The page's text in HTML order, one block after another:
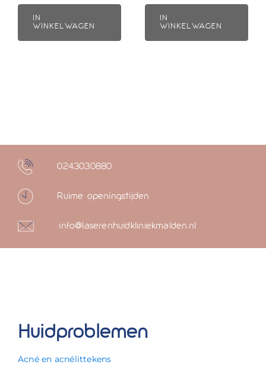
IN
WINKELWAGEN
IN
WINKELWAGEN
0243030880
Ruime openingstijden
info@laserenhuidkliniekmalden.nl
Huidproblemen
Acné en acnélittekens